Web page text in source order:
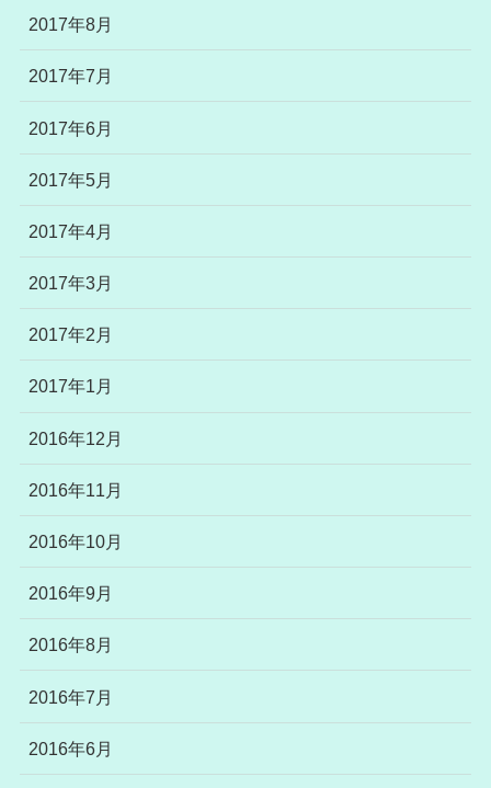
2017年8月
2017年7月
2017年6月
2017年5月
2017年4月
2017年3月
2017年2月
2017年1月
2016年12月
2016年11月
2016年10月
2016年9月
2016年8月
2016年7月
2016年6月